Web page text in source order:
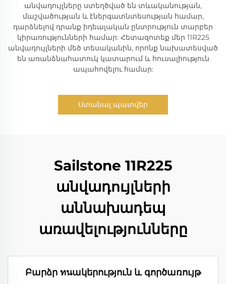
անվադույլները ստեղծված են տևականության,
մաշվածության և էներգատնտեսության համար,
դարձնելով դրանք իդեալական ընտրություն տարբեր
կիրառությունների համար: Հետազոտեք մեր 11R225
անվադույլների մեծ տեսականին, որոնք նախատեսված
են առանձնահատուկ կատարում և հուսալիություն
ապահովելու համար:
Ստանալ պատվեր
Sailstone 11R225
անվադույլների
աննախադեպ
առավելությունները
Բարձր ทนակերություն և գործառույթ